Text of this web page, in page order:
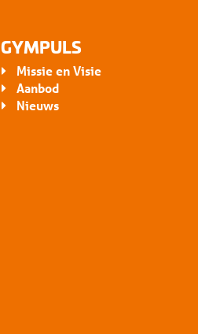
GYMPULS
Missie en Visie
Aanbod
Nieuws